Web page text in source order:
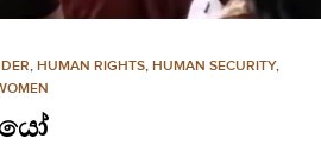
, HUMAN RIGHTS, HUMAN SECURITY,